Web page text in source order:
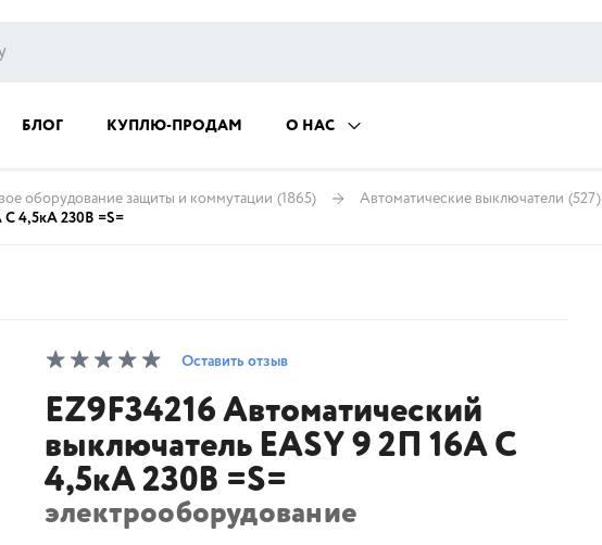
БЛОГ КУПЛЮ-ПРОДАМ О НАС
оборудование защиты и коммутации (1865) Автоматические выключатели (527)
С 4,5кА 230В =S=
Оставить отзыв
EZ9F34216 Автоматический
выключатель EASY 9 2П 16А С
4,5кА 230В =S=
электрооборудование